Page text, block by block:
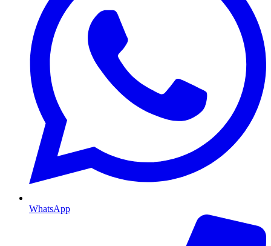
WhatsApp